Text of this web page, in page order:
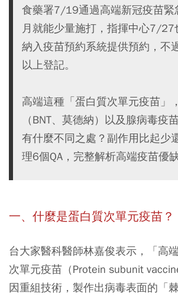
食藥署7/19通過高端新冠疫苗緊
月就能少量施打，指揮中心7/27
納入疫苗預約系統提供預約，不
以上登記。
高端這種「蛋白質次單元疫苗」
（BNT、莫德納）以及腺病毒疫
有什麼不同之處？副作用比起少
理6個QA，完整解析高端疫苗優
一、什麼是蛋白質次單元疫苗？
台大家醫科醫師林嘉俊表示，「高
次單元疫苗（Protein subunit
因重組技術，製作出病毒表面的「